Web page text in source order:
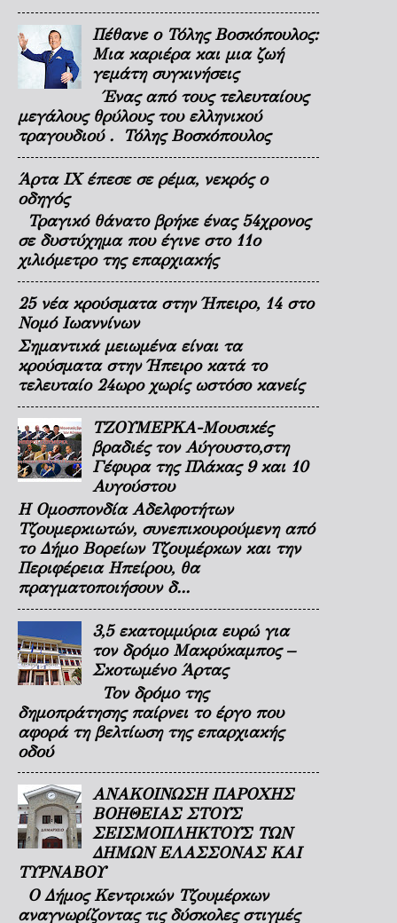
Πέθανε ο Τόλης Βοσκόπουλος:
Μια καριέρα και μια ζωή
γεμάτη συγκινήσεις
Ένας από τους τελευταίους
μεγάλους θρύλους του ελληνικού
τραγουδιού . Τόλης Βοσκόπουλος
Άρτα ΙΧ έπεσε σε ρέμα, νεκρός ο
οδηγός
Τραγικό θάνατο βρήκε ένας 54χρονος
σε δυστύχημα που έγινε στο 11ο
χιλιόμετρο της επαρχιακής
25 νέα κρούσματα στην Ήπειρο, 14 στο
Νομό Ιωαννίνων
Σημαντικά μειωμένα είναι τα
κρούσματα στην Ήπειρο κατά το
τελευταίο 24ωρο χωρίς ωστόσο κανείς
ΤΖΟΥΜΕΡΚΑ-Μουσικές
βραδιές τον Αύγουστο,στη
Γέφυρα της Πλάκας 9 και 10
Αυγούστου
Η Ομοσπονδία Αδελφοτήτων
Τζουμερκιωτών, συνεπικουρούμενη από
το Δήμο Βορείων Τζουμέρκων και την
Περιφέρεια Ηπείρου, θα
πραγματοποιήσουν δ...
3,5 εκατομμύρια ευρώ για
τον δρόμο Μακρύκαμπος –
Σκοτωμένο Άρτας
Τον δρόμο της
δημοπράτησης παίρνει το έργο που
αφορά τη βελτίωση της επαρχιακής
οδού
ΑΝΑΚΟΙΝΩΣΗ ΠΑΡΟΧΗΣ
ΒΟΗΘΕΙΑΣ ΣΤΟΥΣ
ΣΕΙΣΜΟΠΛΗΚΤΟΥΣ ΤΩΝ
ΔΗΜΩΝ ΕΛΑΣΣΟΝΑΣ ΚΑΙ
ΤΥΡΝΑΒΟΥ
Ο Δήμος Κεντρικών Τζουμέρκων
αναγνωρίζοντας τις δύσκολες στιγμές